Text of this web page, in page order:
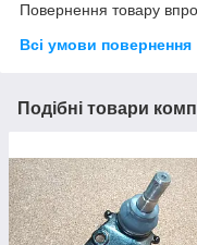
Повернення товару
Всі умови повернення
Подібні товари